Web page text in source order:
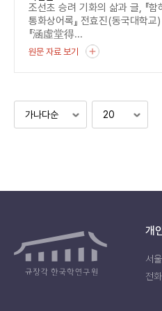
조선초 승려 기화의 삶과 글, 『함
통화상어록』 전효진(동국대학교
『涵虛堂得...
원문 자료 보기
개
서
전